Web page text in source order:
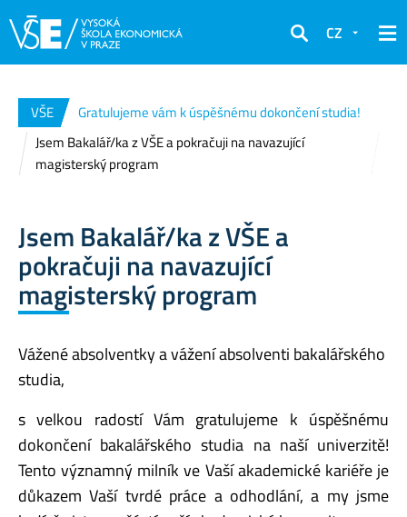
Hledat
CZ
VŠE
Gratulujeme vám k úspěšnému dokončení studia!
Jsem Bakalář/ka z VŠE a pokračuji na navazující
magisterský program
Jsem Bakalář/ka z VŠE a
pokračuji na navazující
magisterský program
Vážené absolventky a vážení absolventi bakalářského
studia,
s velkou radostí Vám gratulujeme k úspěšnému
dokončení bakalářského studia na naší univerzitě!
Tento významný milník ve Vaší akademické kariéře je
důkazem Vaší tvrdé práce a odhodlání, a my jsme